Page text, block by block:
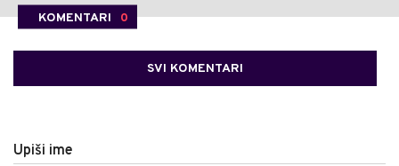
KOMENTARI 0
SVI KOMENTARI
Upiši ime